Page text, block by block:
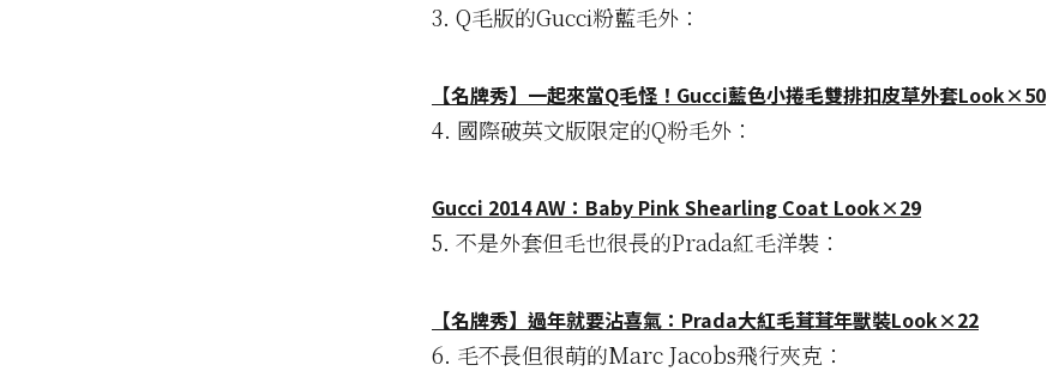
3. Q毛版的Gucci粉藍毛外：
【名牌秀】一起來當Q毛怪！Gucci藍色小捲毛雙排扣皮草外套Look×50
4. 國際破英文版限定的Q粉毛外：
Gucci 2014 AW：Baby Pink Shearling Coat Look×29
5. 不是外套但毛也很長的Prada紅毛洋裝：
【名牌秀】過年就要沾喜氣：Prada大紅毛茸茸年獸裝Look×22
6. 毛不長但很萌的Marc Jacobs飛行夾克：